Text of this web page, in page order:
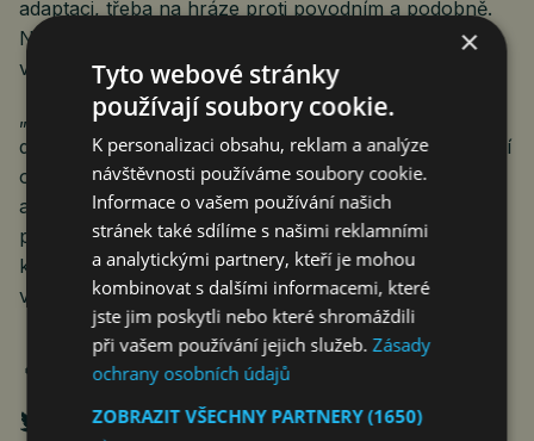
adaptaci, třeba na hráze proti povodním a podobně.
Ne na prevenci.“ Sebezničení je dokázáno, hlásají to
vědci. Ne sice v rádiu, ale…
„Členské státy zdůrazňují, že pro zachování
dosažitelnosti cíle, jímž je nepřekročit globální oteplení
o více než 1,5 °C /vědecky zdůvodněno – pozn. aut.
a jenž je v souladu s Pařížskou dohodou, je důležité
podstatně zvýšit celosvětové ambice v oblasti
klimatu,“ píše se v mandátu, s nímž EU do Dubaje
vyrazila. Zbývá vědecky popsat, co jsou to ty ambice.
×
Tyto webové stránky
používají soubory cookie.
K personalizaci obsahu, reklam a analýze
návštěvnosti používáme soubory cookie.
Informace o vašem používání našich
stránek také sdílíme s našimi reklamními
a analytickými partnery, kteří je mohou
kombinovat s dalšími informacemi, které
jste jim poskytli nebo které shromáždili
při vašem používání jejich služeb.Zásady
ochrany osobních údajů
ZOBRAZIT VŠECHNY PARTNERY(1650)